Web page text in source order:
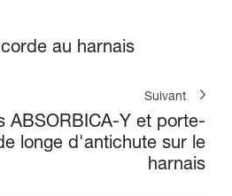
au harnais
Suivant
ABSORBICA-Y et porte-
longe d'antichute sur le
harnais